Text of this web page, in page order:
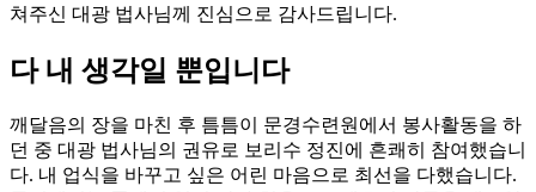
쳐주신 대광 법사님께 진심으로 감사드립니다.
다 내 생각일 뿐입니다
깨달음의 장을 마친 후 틈틈이 문경수련원에서 봉사활동을 하
던 중 대광 법사님의 권유로 보리수 정진에 흔쾌히 참여했습니
다. 내 업식을 바꾸고 싶은 어린 마음으로 최선을 다했습니다.